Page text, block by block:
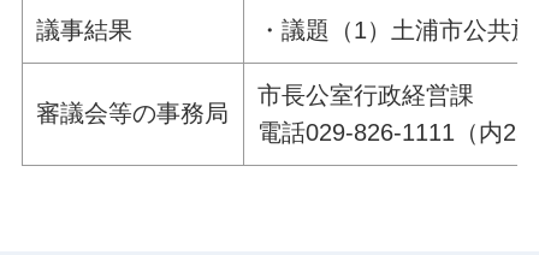
議事結果 ・議題（1）土浦市公共
審議会等の事務局
市長公室行政経営課
電話029-826-1111（内